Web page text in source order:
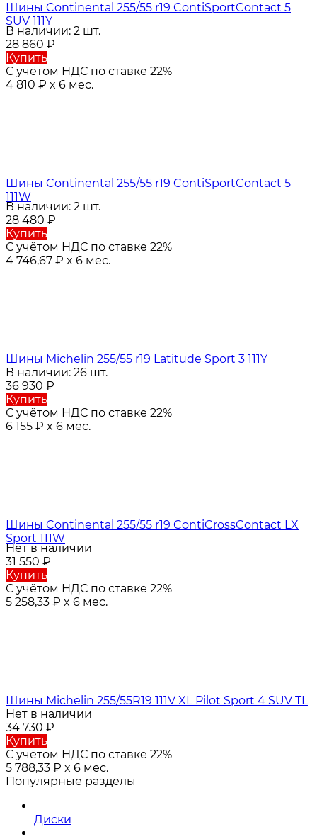
Шины Continental 255/55 r19 ContiSportContact 5
SUV 111Y
В наличии: 2 шт.
28 860 ₽
Купить
С учётом НДС по ставке 22%
4 810 ₽ x 6 мес.
Шины Continental 255/55 r19 ContiSportContact 5
111W
В наличии: 2 шт.
28 480 ₽
Купить
С учётом НДС по ставке 22%
4 746,67 ₽ x 6 мес.
Шины Michelin 255/55 r19 Latitude Sport 3 111Y
В наличии: 26 шт.
36 930 ₽
Купить
С учётом НДС по ставке 22%
6 155 ₽ x 6 мес.
Шины Continental 255/55 r19 ContiCrossContact LX
Sport 111W
Нет в наличии
31 550 ₽
Купить
С учётом НДС по ставке 22%
5 258,33 ₽ x 6 мес.
Шины Michelin 255/55R19 111V XL Pilot Sport 4 SUV TL
Нет в наличии
34 730 ₽
Купить
С учётом НДС по ставке 22%
5 788,33 ₽ x 6 мес.
Популярные разделы
Диски